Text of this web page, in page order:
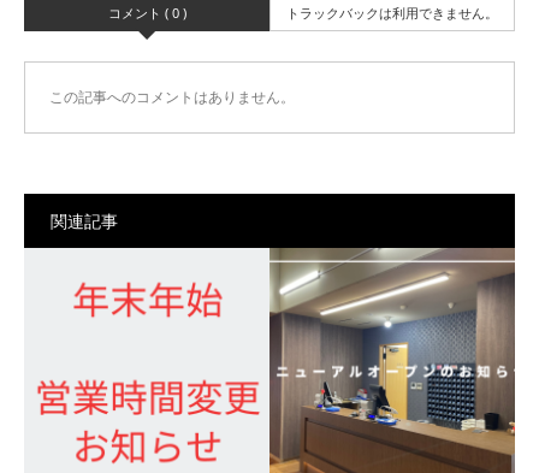
コメント ( 0 ) トラックバックは利用できません。
この記事へのコメントはありません。
関連記事